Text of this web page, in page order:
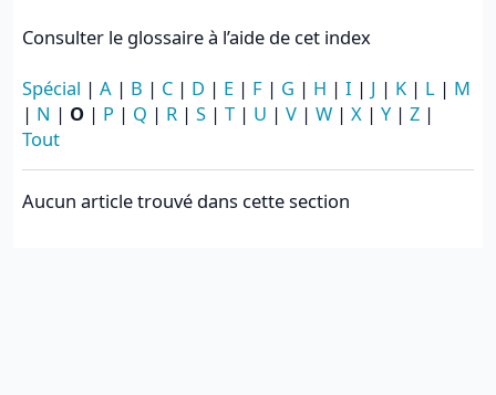
Consulter le glossaire à l’aide de cet index
Spécial | A | B | C | D | E | F | G | H | I | J | K | L | M
| N | O | P | Q | R | S | T | U | V | W | X | Y| Z |
Tout
Aucun article trouvé dans cette section